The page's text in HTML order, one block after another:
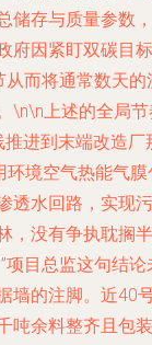
储存与质量参数，
府因紧盯双碳目标
从而将通常数天的
\n\n上述的全局
进到末端改造厂
环境空气热能气膜
透水回路，实现污
，没有争执耽搁半
项目总监这句结论
墙的注脚。近40
吨余料整齐且包装